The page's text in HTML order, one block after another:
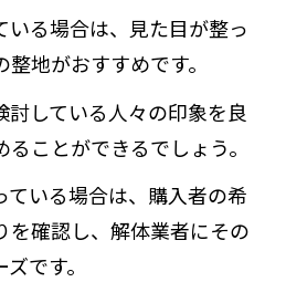
いる場合は、見た目が整っ
地がおすすめです。
討している人々の印象を良
ことができるでしょう。
ている場合は、購入者の希
を確認し、解体業者にその
です。